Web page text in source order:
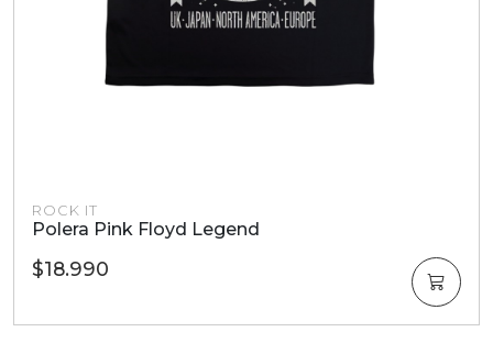
ROCK IT
Polera Pink Floyd Legend
$18.990